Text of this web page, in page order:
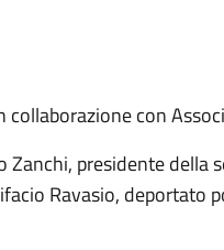
con
Zanchi, presidente della
Ravasio, deportato